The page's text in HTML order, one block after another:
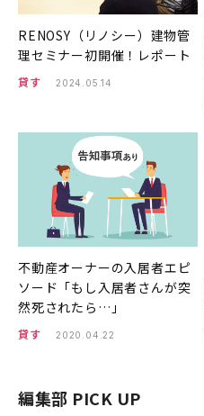
RENOSY（リノシー）建物管
理セミナー初開催！レポート
貸す 2024.05.14
不動産オーナーの入居者エピ
ソード「もし入居者さんが突
然死されたら…」
貸す 2020.04.22
編集部 PICK UP